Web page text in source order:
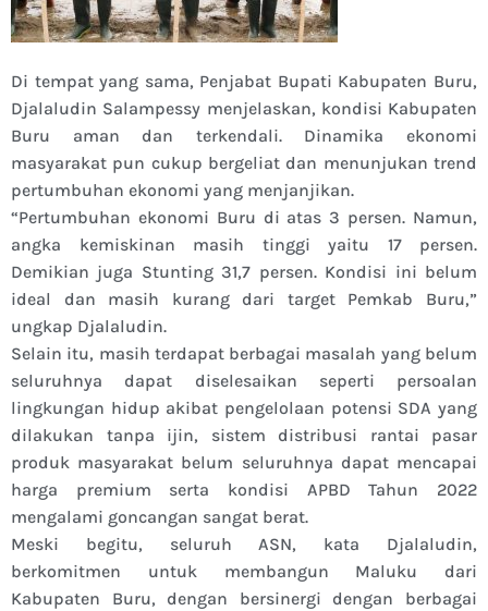
Di tempat yang sama, Penjabat Bupati Kabupaten Buru,
Djalaludin Salampessy menjelaskan, kondisi Kabupaten
Buru aman dan terkendali. Dinamika ekonomi
masyarakat pun cukup bergeliat dan menunjukan trend
pertumbuhan ekonomi yang menjanjikan.
“Pertumbuhan ekonomi Buru di atas 3 persen. Namun,
angka kemiskinan masih tinggi yaitu 17 persen.
Demikian juga Stunting 31,7 persen. Kondisi ini belum
ideal dan masih kurang dari target Pemkab Buru,”
ungkap Djalaludin.
Selain itu, masih terdapat berbagai masalah yang belum
seluruhnya dapat diselesaikan seperti persoalan
lingkungan hidup akibat pengelolaan potensi SDA yang
dilakukan tanpa ijin, sistem distribusi rantai pasar
produk masyarakat belum seluruhnya dapat mencapai
harga premium serta kondisi APBD Tahun 2022
mengalami goncangan sangat berat.
Meski begitu, seluruh ASN, kata Djalaludin,
berkomitmen untuk membangun Maluku dari
Kabupaten Buru, dengan bersinergi dengan berbagai